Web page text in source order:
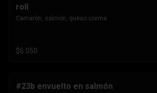
roll
Camarón, salmón, queso crema.
$6.050
#23b envuelto en salmón